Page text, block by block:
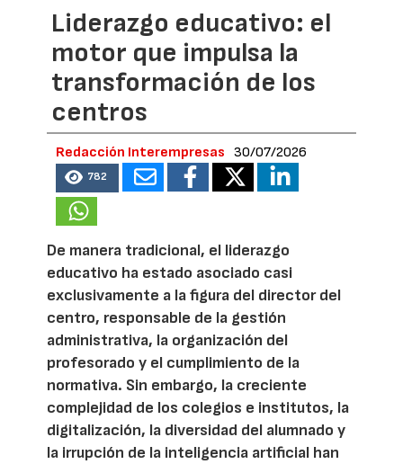
Liderazgo educativo: el
motor que impulsa la
transformación de los
centros
Redacción Interempresas 30/07/2026
782
De manera tradicional, el liderazgo
educativo ha estado asociado casi
exclusivamente a la figura del director del
centro, responsable de la gestión
administrativa, la organización del
profesorado y el cumplimiento de la
normativa. Sin embargo, la creciente
complejidad de los colegios e institutos, la
digitalización, la diversidad del alumnado y
la irrupción de la inteligencia artificial han